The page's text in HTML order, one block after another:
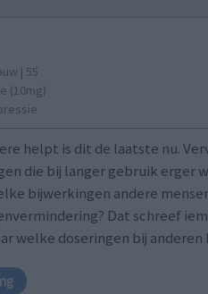
| 55
(10mg)
helpt is dit de laatste nu.
die bij langer gebruik erger
bijwerkingen andere
Dat schreef
welke doseringen bij anderen